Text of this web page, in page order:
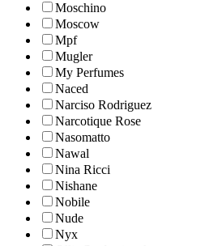
Moschino
Moscow
Mpf
Mugler
My Perfumes
Naced
Narciso Rodriguez
Narcotique Rose
Nasomatto
Nawal
Nina Ricci
Nishane
Nobile
Nude
Nyx